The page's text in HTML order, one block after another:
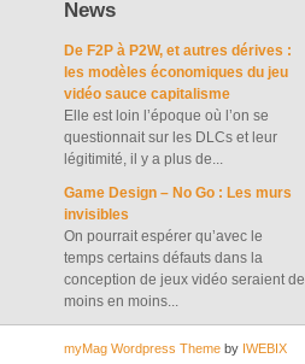
News
De F2P à P2W, et autres dérives :
les modèles économiques du jeu
vidéo sauce capitalisme
Elle est loin l’époque où l’on se
questionnait sur les DLCs et leur
légitimité, il y a plus de...
Game Design – No Go : Les murs
invisibles
On pourrait espérer qu’avec le
temps certains défauts dans la
conception de jeux vidéo seraient de
moins en moins...
myMag Wordpress Themeby IWEBIX